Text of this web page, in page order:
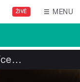
ŽIVĚ MENU
…